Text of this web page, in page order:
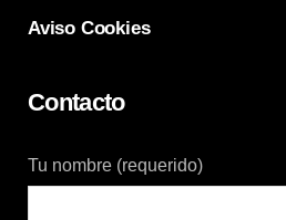
Aviso Cookies
Contacto
Tu nombre (requerido)